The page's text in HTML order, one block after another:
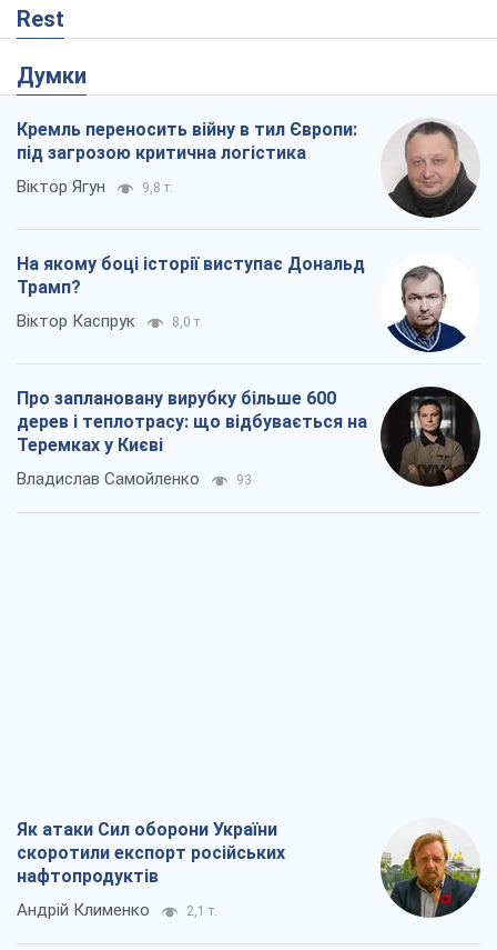
Rest
Думки
Кремль переносить війну в тил Європи:
під загрозою критична логістика
Віктор Ягун 9,8 т.
На якому боці історії виступає Дональд
Трамп?
Віктор Каспрук 8,0 т.
Про заплановану вирубку більше 600
дерев і теплотрасу: що відбувається на
Теремках у Києві
Владислав Самойленко 93
Як атаки Сил оборони України
скоротили експорт російських
нафтопродуктів
Андрій Клименко 2,1 т.